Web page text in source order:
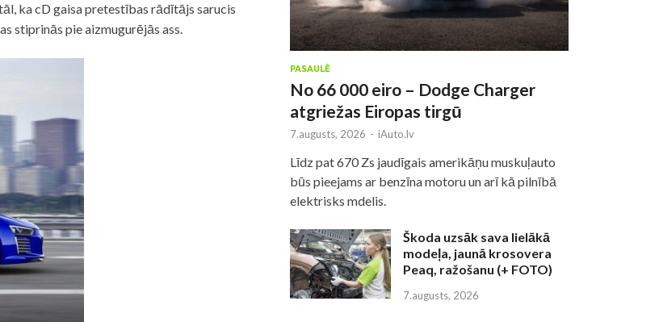
ka cD gaisa pretestības rādītājs sarucis
stiprinās pie aizmugurējās ass.
PASAULĒ
No 66 000 eiro – Dodge Charger
atgriežas Eiropas tirgū
7.augusts, 2026 - iAuto.lv
Līdz pat 670 Zs jaudīgais amerikāņu muskuļauto
būs pieejams ar benzīna motoru un arī kā pilnībā
elektrisks mdelis.
Škoda uzsāk sava lielākā
modeļa, jaunā krosovera
Peaq, ražošanu (+ FOTO)
7.augusts, 2026